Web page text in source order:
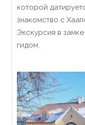
которой
знакомство с
Экскурсия в
гидом.